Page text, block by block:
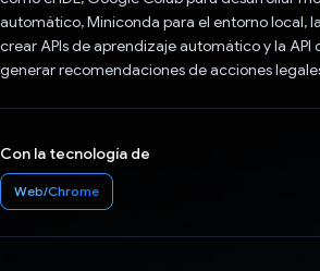
automático, Miniconda para el entorno local,
crear APIs de aprendizaje automático y la
generar recomendaciones de acciones
Con la tecnología de
Web/Chrome